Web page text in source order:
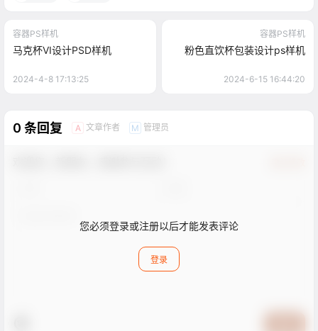
容器PS样机
马克杯VI设计PSD样机
2024-4-8 17:13:25
容器PS样机
粉色直饮杯包装设计ps样机
2024-6-15 16:44:20
0 条回复 A 文章作者 M 管理员
您必须登录或注册以后才能发表评论
登录